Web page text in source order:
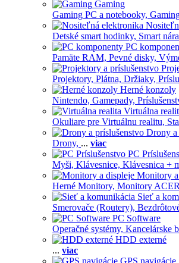
Gaming
Gaming PC a notebooky,
Detské smart hodinky, Smart
PC
Pamäte RAM, Pevné disky,
Projektory, Plátna, Držiaky,
Herné konzoly
Nintendo, Gamepady,
Virtuálna
Okuliare pre Virtuálnu realitu,
Drony a
Drony, ... viac
PC
Myši, Klávesnice, Klávesnica +
Monitory
Herné Monitory, Monitory
Sieť a
Smerovače (Routery),
PC Software
Operačné systémy, Kancelárske
HDD externé
... viac
GPS navigácie